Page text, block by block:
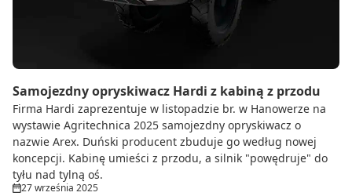
Samojezdny opryskiwacz Hardi z kabiną z przodu
Firma Hardi zaprezentuje w listopadzie br. w Hanowerze na
wystawie Agritechnica 2025 samojezdny opryskiwacz o
nazwie Arex. Duński producent zbuduje go według nowej
koncepcji. Kabinę umieści z przodu, a silnik "powędruje" do
tyłu nad tylną oś.
27 września 2025